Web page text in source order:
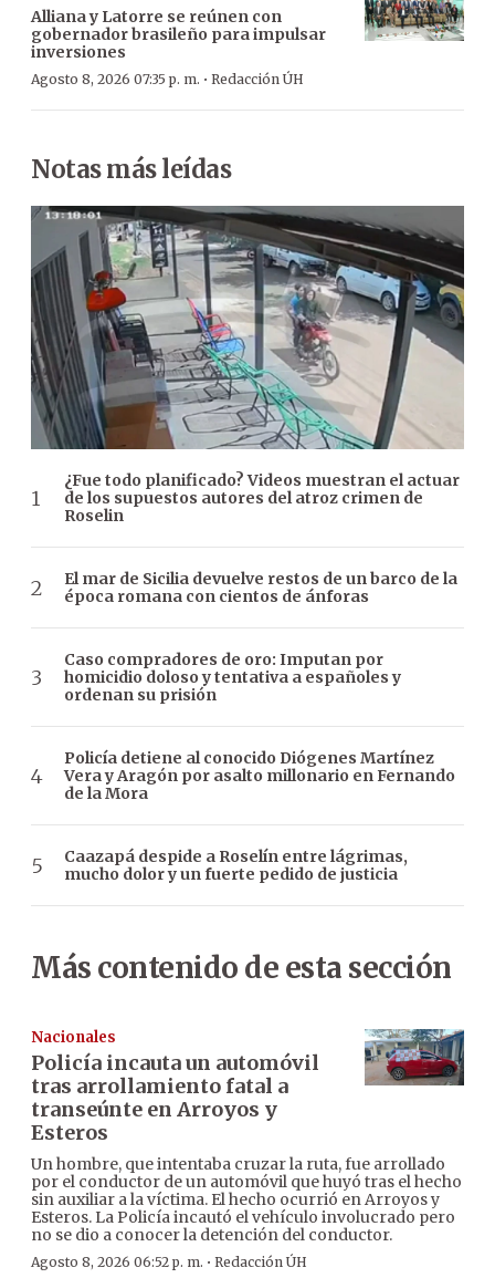
Alliana y Latorre se reúnen con
gobernador brasileño para impulsar
inversiones
Agosto 8, 2026 07:35 p. m. · Redacción ÚH
Notas más leídas
¿Fue todo planificado? Videos muestran el actuar
de los supuestos autores del atroz crimen de
Roselin
El mar de Sicilia devuelve restos de un barco de la
época romana con cientos de ánforas
Caso compradores de oro: Imputan por
homicidio doloso y tentativa a españoles y
ordenan su prisión
Policía detiene al conocido Diógenes Martínez
Vera y Aragón por asalto millonario en Fernando
de la Mora
Caazapá despide a Roselín entre lágrimas,
mucho dolor y un fuerte pedido de justicia
Más contenido de esta sección
Nacionales
Policía incauta un automóvil
tras arrollamiento fatal a
transeúnte en Arroyos y
Esteros
Un hombre, que intentaba cruzar la ruta, fue arrollado
por el conductor de un automóvil que huyó tras el hecho
sin auxiliar a la víctima. El hecho ocurrió en Arroyos y
Esteros. La Policía incautó el vehículo involucrado pero
no se dio a conocer la detención del conductor.
Agosto 8, 2026 06:52 p. m. · Redacción ÚH